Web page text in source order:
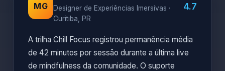
MG
Designer de Experiências Imersivas ·
Curitiba, PR
4.7
A trilha Chill Focus registrou permanência média
de 42 minutos por sessão durante a última live
de mindfulness da comunidade. O suporte